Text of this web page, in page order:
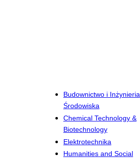
Budownictwo i Inżynieria
Środowiska
Chemical Technology &
Biotechnology
Elektrotechnika
Humanities and Social